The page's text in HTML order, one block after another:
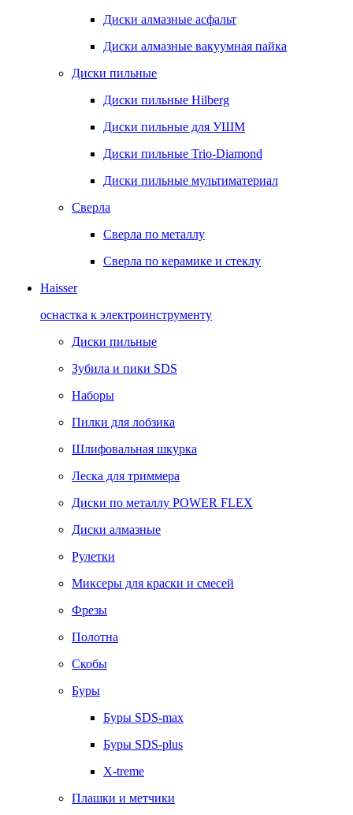
Диски алмазные асфальт
Диски алмазные вакуумная пайка
Диски пильные
Диски пильные Hilberg
Диски пильные для УШМ
Диски пильные Trio-Diamond
Диски пильные мультиматериал
Сверла
Сверла по металлу
Сверла по керамике и стеклу
Haisser
оснастка к электроинструменту
Диски пильные
Зубила и пики SDS
Наборы
Пилки для лобзика
Шлифовальная шкурка
Леска для триммера
Диски по металлу POWER FLEX
Диски алмазные
Рулетки
Миксеры для краски и смесей
Фрезы
Полотна
Скобы
Буры
Буры SDS-max
Буры SDS-plus
X-treme
Плашки и метчики